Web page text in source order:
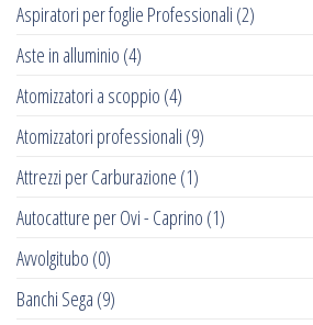
Aspiratori per foglie Professionali (2)
Aste in alluminio (4)
Atomizzatori a scoppio (4)
Atomizzatori professionali (9)
Attrezzi per Carburazione (1)
Autocatture per Ovi - Caprino (1)
Avvolgitubo (0)
Banchi Sega (9)